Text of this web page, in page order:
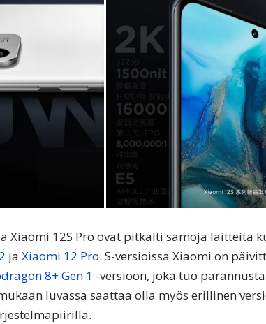
Xiaomi 12S Pro ovat pitkälti samoja laitteita
ja Xiaomi 12 Pro. S-versioissa Xiaomi on
8+ Gen 1 -versioon, joka tuo
luvassa saattaa olla myös erillinen